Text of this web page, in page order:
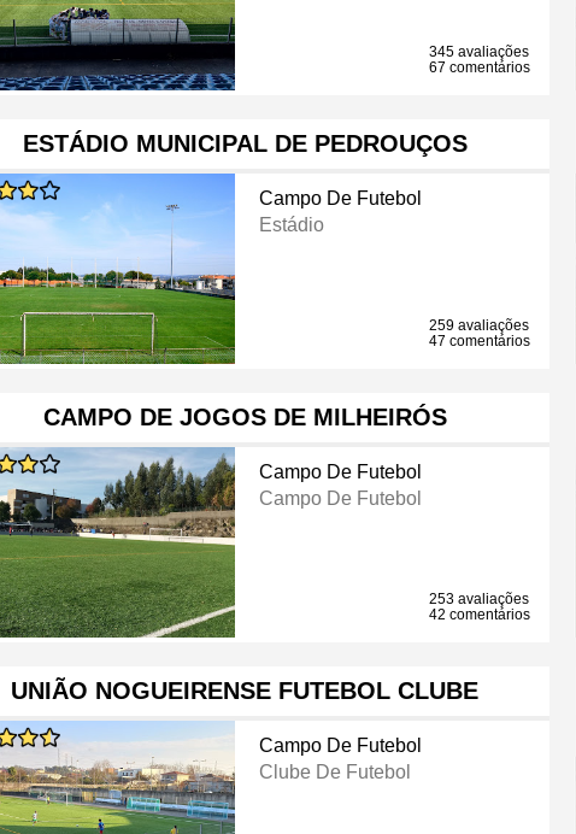
345 avaliações
67 comentários
ESTÁDIO MUNICIPAL DE PEDROUÇOS
Campo De Futebol
Estádio
259 avaliações
47 comentários
CAMPO DE JOGOS DE MILHEIRÓS
Campo De Futebol
Campo De Futebol
253 avaliações
42 comentários
UNIÃO NOGUEIRENSE FUTEBOL CLUBE
Campo De Futebol
Clube De Futebol